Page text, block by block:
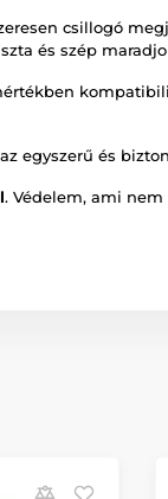
csillogó
és szép
egyszerű és
. Védelem, ami